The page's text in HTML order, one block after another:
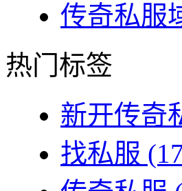
传奇私服
热门标签
新开传奇
找私服